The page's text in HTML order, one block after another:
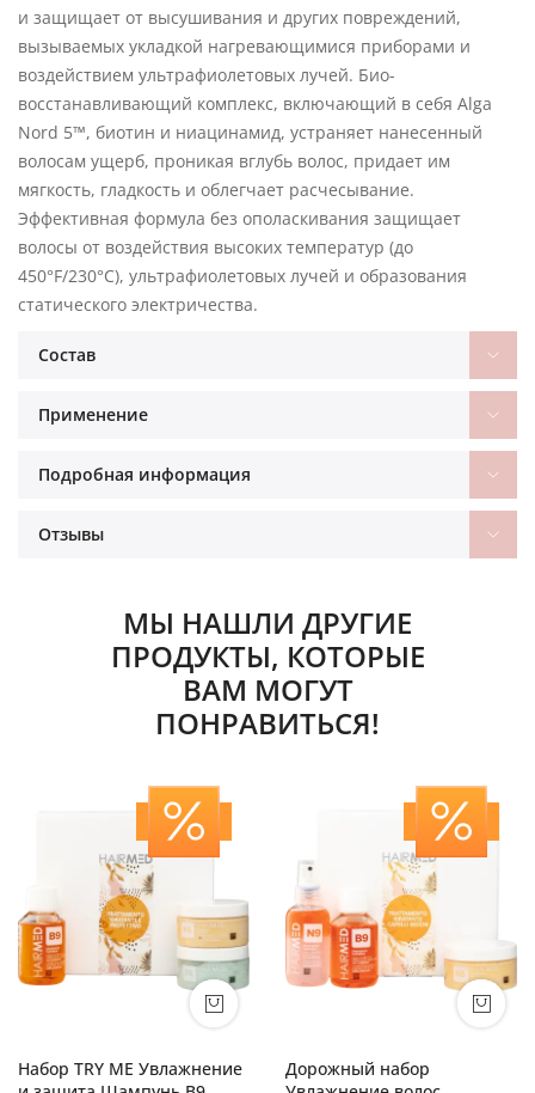
и защищает от высушивания и других повреждений,
вызываемых укладкой нагревающимися приборами и
воздействием ультрафиолетовых лучей. Био-
восстанавливающий комплекс, включающий в себя Alga
Nord 5™, биотин и ниацинамид, устраняет нанесенный
волосам ущерб, проникая вглубь волос, придает им
мягкость, гладкость и облегчает расчесывание.
Эффективная формула без ополаскивания защищает
волосы от воздействия высоких температур (до
450°F/230°C), ультрафиолетовых лучей и образования
статического электричества.
Состав
Применение
Подробная информация
Отзывы
МЫ НАШЛИ ДРУГИЕ
ПРОДУКТЫ, КОТОРЫЕ
ВАМ МОГУТ
ПОНРАВИТЬСЯ!
Набор TRY ME Увлажнение
Дорожный набор